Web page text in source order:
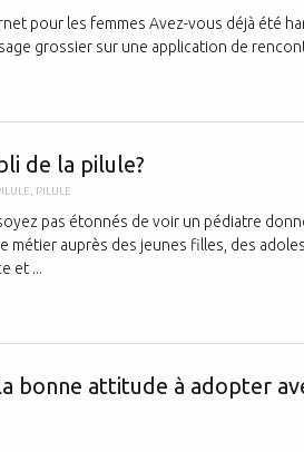
pour les femmes Avez-vous déjà été
grossier sur une application de
de la pilule?
PILULE
pas étonnés de voir un pédiatre
métier auprès des jeunes filles, des
et ...
bonne attitude à adopter